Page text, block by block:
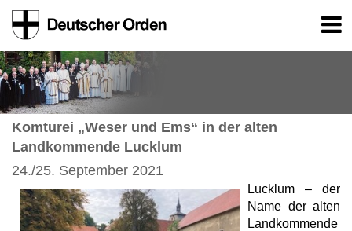
Komturei „Weser und Ems“ in der alten
Landkommende Lucklum
24./25. September 2021
Lucklum – der
Name der alten
Landkommende